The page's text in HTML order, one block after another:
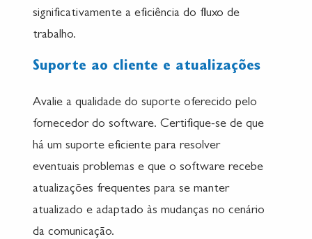
significativamente a eficiência do fluxo de
trabalho.
Suporte ao cliente e atualizações
Avalie a qualidade do suporte oferecido pelo
fornecedor do software. Certifique-se de que
há um suporte eficiente para resolver
eventuais problemas e que o software recebe
atualizações frequentes para se manter
atualizado e adaptado às mudanças no cenário
da comunicação.